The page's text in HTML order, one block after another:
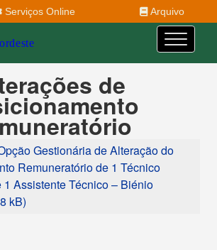
Serviços Online Arquivo
de
Gestionária de Alteração do
Remuneratório de 1 Técnico
1 Assistente Técnico – Biénio